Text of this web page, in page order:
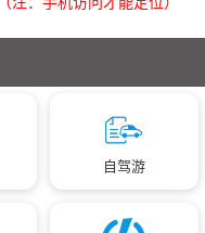
自驾游